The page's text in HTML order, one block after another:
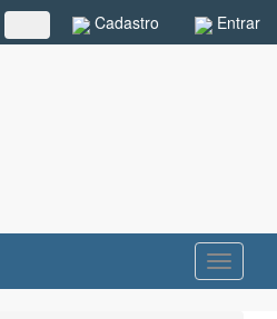
Cadastro Entrar
##plugins.themes.rcf.language.toggle##
Toggle